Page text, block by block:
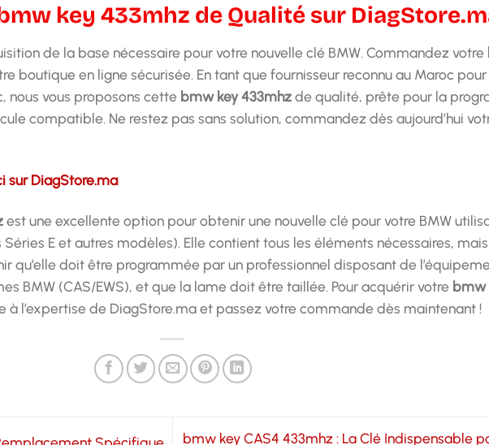
key 433mhz de Qualité sur
de la base nécessaire pour votre nouvelle clé BMW. Commandez votre
boutique en ligne sécurisée. En tant que fournisseur reconnu au Maroc pour
nous vous proposons cette bmw key 433mhzde qualité, prête pour la
compatible. Ne restez pas sans solution, commandez dès aujourd’hui
sur DiagStore.ma
est une excellente option pour obtenir une nouvelle clé pour votre BMW
E et autres modèles). Elle contient tous les éléments nécessaires,
qu’elle doit être programmée par un professionnel disposant de
BMW (CAS/EWS), et que la lame doit être taillée. Pour acquérir votre bmw
à l’expertise de DiagStore.ma et passez votre commande dès maintenant !
bmw key CAS4 433mhz : La Clé Indispensable